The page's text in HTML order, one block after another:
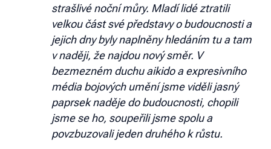
strašlivé noční můry. Mladí lidé ztratili
velkou část své představy o budoucnosti a
jejich dny byly naplněny hledáním tu a tam
v naději, že najdou nový směr. V
bezmezném duchu aikido a expresivního
média bojových umění jsme viděli jasný
paprsek naděje do budoucnosti, chopili
jsme se ho, soupeřili jsme spolu a
povzbuzovali jeden druhého k růstu.